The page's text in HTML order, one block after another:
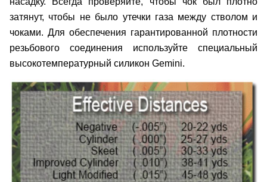
затянут, чтобы не было утечки газа между стволом и
чоками. Для обеспечения гарантированной плотности
резьбового соединения используйте специальный
высокотемпературный силикон Gemini.